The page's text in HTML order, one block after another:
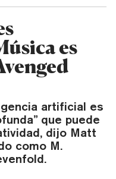
es
artificial es
que puede
dijo Matt
como M.